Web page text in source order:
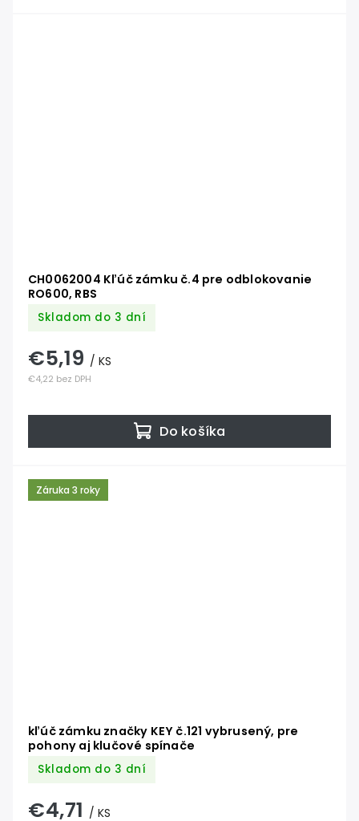
CH0062004 Kľúč zámku č.4 pre odblokovanie
RO600, RBS
Skladom do 3 dní
€4,22 bez DPH
€5,19 / KS
Do košíka
Záruka 3 roky
kľúč zámku značky KEY č.121 vybrusený, pre
pohony aj klučové spínače
Skladom do 3 dní
€4,71 / KS